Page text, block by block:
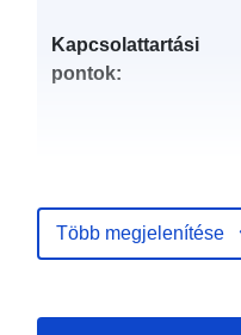
Kapcsolattartási
pontok:
nyilvántartás:
Több megjelenítése